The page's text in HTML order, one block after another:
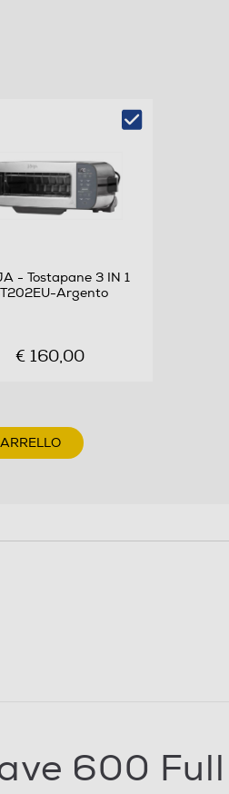
- Tostapane 3 IN 1
Argento
€ 160,00
600 Full